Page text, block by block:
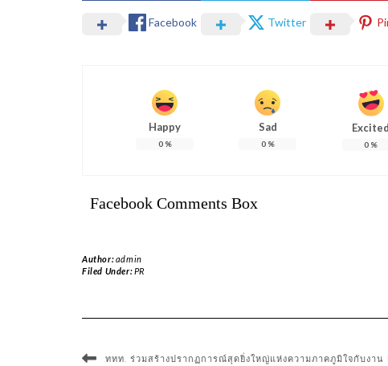
Facebook Twitter
Happy
0%
Sad
0%
Excited
0 %
Facebook Comments Box
Author:admin
Filed Under:PR
ททท. ร่วมสร้างปรากฏการณ์สุดยิ่งใหญ่แห่งความภาคภูมิใจกับงาน